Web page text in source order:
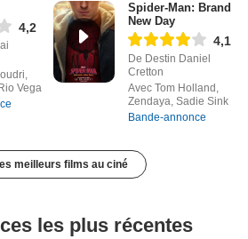
4,2
Vega
Spider-Man: Brand
New Day
4,1
De Destin Daniel
Cretton
Avec Tom Holland,
Zendaya, Sadie Sink
Bande-annonce
meilleurs films au ciné
les plus récentes